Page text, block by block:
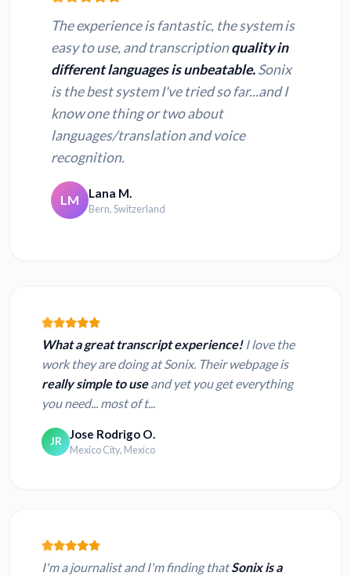
The experience is fantastic, the system is
easy to use, and transcriptionquality in
different languages is unbeatable.Sonix
is the best system I've tried so far...and I
know one thing or two about
languages/translation and voice
recognition.
LM Lana M.
Bern, Switzerland
What a great transcript experience!I love the
work they are doing at Sonix. Their webpage is
really simple to useand yet you get everything
you need... most of t...
JR Jose Rodrigo O.
Mexico City, Mexico
I'm a journalist and I'm finding thatSonix is a